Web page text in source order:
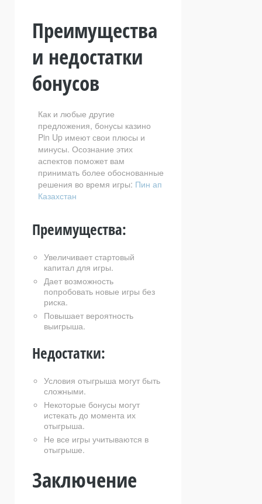
Преимущества
и недостатки
бонусов
Как и любые другие
предложения, бонусы казино
Pin Up имеют свои плюсы и
минусы. Осознание этих
аспектов поможет вам
принимать более обоснованные
решения во время игры: Пин ап
Казахстан
Преимущества:
Увеличивает стартовый
капитал для игры.
Дает возможность
попробовать новые игры без
риска.
Повышает вероятность
выигрыша.
Недостатки:
Условия отыгрыша могут быть
сложными.
Некоторые бонусы могут
истекать до момента их
отыгрыша.
Не все игры учитываются в
отыгрыше.
Заключение